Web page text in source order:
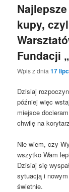
kupy,
Fundacji
Wpis z dnia17
Dzisiaj
później więc
miejsce
chwilę na
Nie wiem, czy
wszytko Wam
Dzisiaj się
sytuacją i
świetnie.